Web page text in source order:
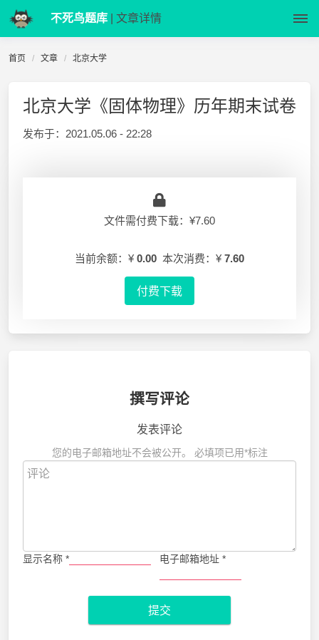
不死鸟题库 | 文章详情
首页 文章 北京大学
北京大学《固体物理》历年期末试卷
发布于： 2021.05.06 - 22:28
文件需付费下载：¥7.60
当前余额：¥ 0.00 本次消费：¥ 7.60
付费下载
撰写评论
发表评论
您的电子邮箱地址不会被公开。 必填项已用*标注
显示名称 * 电子邮箱地址 *
提交